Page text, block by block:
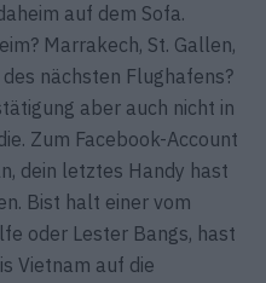
auf dem Sofa.
Marrakech, St. Gallen,
nächsten Flughafens?
aber auch nicht in
Zum Facebook-Account
dein letztes Handy hast
Bist halt einer vom
oder Lester Bangs, hast
Vietnam auf die